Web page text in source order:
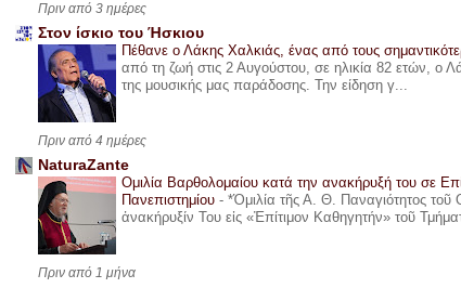
Πριν από 3 ημέρες
Στον ίσκιο του Ήσκιου
Πέθανε ο Λάκης Χαλκιάς, ένας από τους
από τη ζωή στις 2 Αυγούστου, σε ηλικία 82 ετών, ο
της μουσικής μας παράδοσης. Την είδηση γ...
Πριν από 4 ημέρες
NaturaZante
Ομιλία Βαρθολομαίου κατά την ανακήρυξή του σε
Πανεπιστημίου - *Ὁμιλία τῆς Α. Θ. Παναγιότητος τοῦ
ἀνακήρυξίν Του εἰς «Ἐπίτιμον Καθηγητήν» τοῦ
Πριν από 1 μήνα